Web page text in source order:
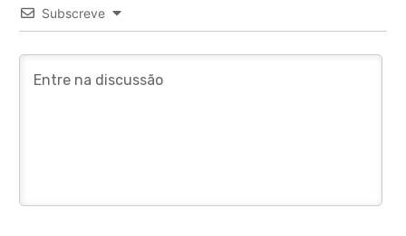
Subscreve